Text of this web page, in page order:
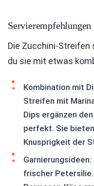
Servierempfehlungen
Die Zucchini-Streifen
du sie mit etwas
Kombination mit
Streifen mit
Dips ergänzen
perfekt. Sie
Knusprigkeit der
frischer